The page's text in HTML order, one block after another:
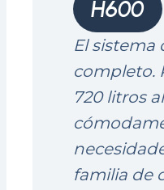
H600
El sistema
completo.
720 litros
familia de